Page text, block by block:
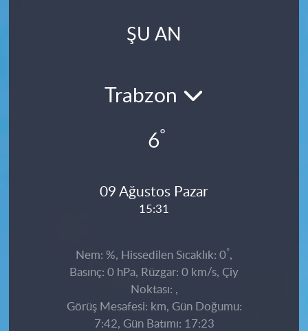
ŞU AN
Trabzon
6°
09 Ağustos Pazar
15:31
Nem: %, Hissedilen Sıcaklık: 0°,
Basınç: 0 hPa, Rüzgar: 0 km/s, Çiy
Noktası: ,
Görüş Mesafesi: km, Gün Doğumu:
7:42, Gün Batımı: 17:23